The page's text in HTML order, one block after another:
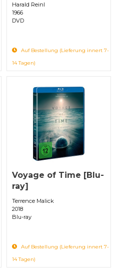
Harald Reinl
1966
DVD
Auf Bestellung (Lieferung innert 7-
14 Tagen)
Voyage of Time [Blu-
ray]
Terrence Malick
2018
Blu-ray
Auf Bestellung (Lieferung innert 7-
14 Tagen)